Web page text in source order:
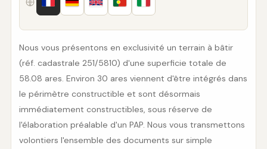
Nous vous présentons en exclusivité un terrain à bâtir
(réf. cadastrale 251/5810) d'une superficie totale de
58.08 ares. Environ 30 ares viennent d'être intégrés dans
le périmètre constructible et sont désormais
immédiatement constructibles, sous réserve de
l'élaboration préalable d'un PAP. Nous vous transmettons
volontiers l'ensemble des documents sur simple